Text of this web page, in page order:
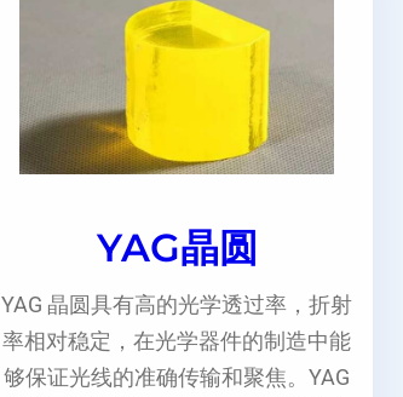
YAG晶圆
YAG 晶圆具有高的光学透过率，折射
率相对稳定，在光学器件的制造中能
够保证光线的准确传输和聚焦。YAG